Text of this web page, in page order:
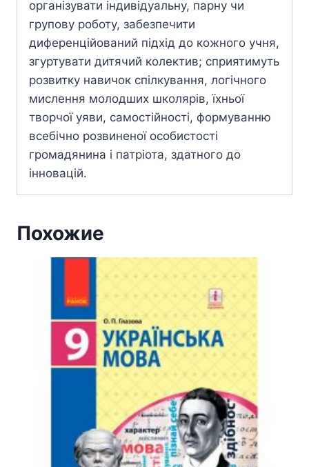
організувати індивідуальну, парну чи
групову роботу, забезпечити
диференційований підхід до кожного учня,
згуртувати дитячий колектив; сприятимуть
розвитку навичок спілкування, логічного
мислення молодших школярів, їхньої
творчої уяви, самостійності, формуванню
всебічно розвиненої особистості
громадянина і патріота, здатного до
інновацій.
Похожие